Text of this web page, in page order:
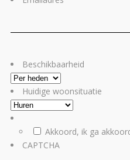
Beschikbaarheid
Huidige woonsituatie
Akkoord, ik ga
CAPTCHA